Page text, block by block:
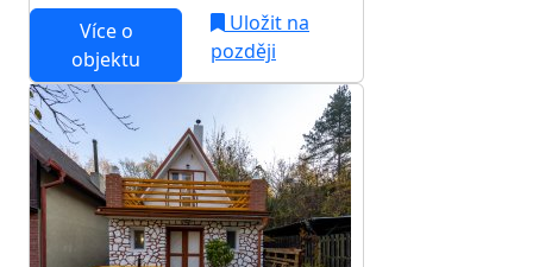
Více o
objektu
Uložit na
později